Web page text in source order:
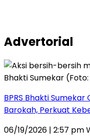
Advertorial
BPRS Bhakti
Barokah, Perkuat
06/19/2026 | 2:57 pm